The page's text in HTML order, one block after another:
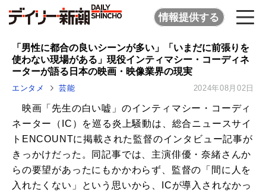
情報提供する
「男性に都合の良いシーンが多い」「いまだに前張りを
使わない現場がある」現役インティマシー・コーディネ
ーターが語る日本の映画・映像業界の現実
エンタメ 芸能 2024年08月02日
映画「先生の白い嘘」のインティマシー・コーディ
ネーター（IC）を巡る炎上騒動は、総合ニュースサイ
トENCOUNTに掲載された監督のインタビュー記事が
きっかけだった。同記事では、主演俳優・奈緒さんか
らの要望があったにもかかわらず、監督の「間に人を
入れたくない」という思いから、ICが導入されなかっ